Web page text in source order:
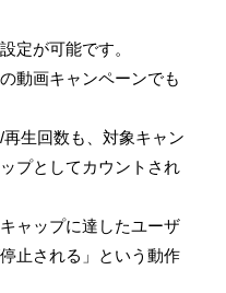
定が可能です。
動画キャンペーンでも
生回数も、対象キャン
プとしてカウントされ
ャップに達したユーザ
止される」という動作